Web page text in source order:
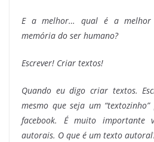
E a melhor… qual é a
memória do ser humano?
Escrever! Criar textos!
Quando eu digo criar textos.
mesmo que seja um
facebook. É muito importante
autorais. O que é um texto